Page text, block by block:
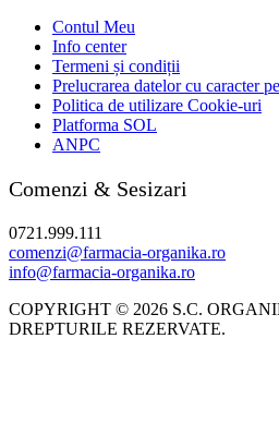
Contul Meu
Info center
Termeni și condiții
Prelucrarea datelor cu caracter
Politica de utilizare Cookie-uri
Platforma SOL
ANPC
Comenzi & Sesizari
0721.999.111
comenzi@farmacia-organika.ro
info@farmacia-organika.ro
COPYRIGHT © 2026 S.C.
DREPTURILE REZERVATE.